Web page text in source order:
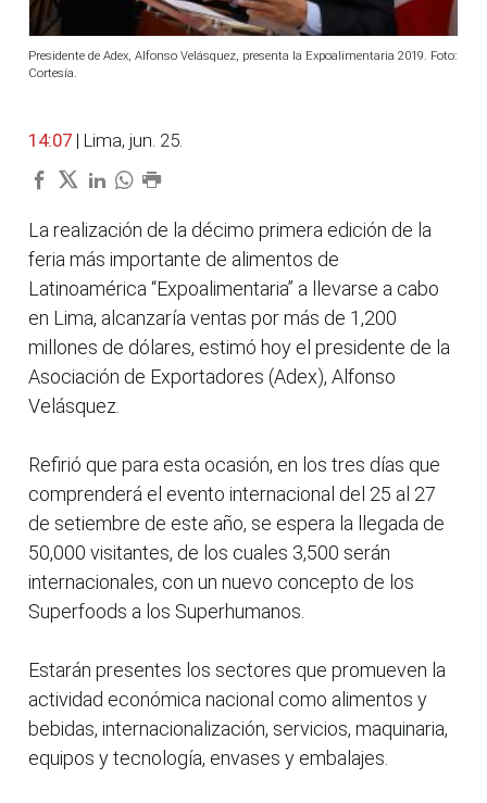
Presidente de Adex, Alfonso Velásquez, presenta la Expoalimentaria 2019. Foto:
Cortesía.
14:07 | Lima, jun. 25.
La realización de la décimo primera edición de la
feria más importante de alimentos de
Latinoamérica “Expoalimentaria” a llevarse a cabo
en Lima, alcanzaría ventas por más de 1,200
millones de dólares, estimó hoy el presidente de la
Asociación de Exportadores (Adex), Alfonso
Velásquez.
Refirió que para esta ocasión, en los tres días que
comprenderá el evento internacional del 25 al 27
de setiembre de este año, se espera la llegada de
50,000 visitantes, de los cuales 3,500 serán
internacionales, con un nuevo concepto de los
Superfoods a los Superhumanos.
Estarán presentes los sectores que promueven la
actividad económica nacional como alimentos y
bebidas, internacionalización, servicios, maquinaria,
equipos y tecnología, envases y embalajes.